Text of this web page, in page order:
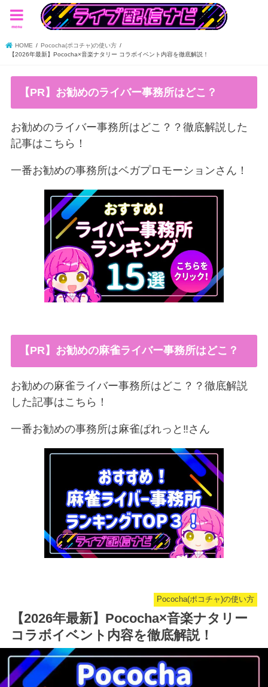
menu
HOME
Pococha(ポコチャ)の使い方
【2026年最新】Pococha×音楽ナタリー コラボイベント内容を徹底解説！
【PR】お勧めのライバー事務所はどこ？
お勧めのライバー事務所はどこ？？徹底解説した
記事はこちら！
一番お勧めの事務所はベガプロモーションさん！
【PR】お勧めの麻雀ライバー事務所はどこ？
お勧めの麻雀ライバー事務所はどこ？？徹底解説
した記事はこちら！
一番お勧めの事務所は麻雀ぱれっと‼︎さん
Pococha(ポコチャ)の使い方
【2026年最新】Pococha×音楽ナタリー
コラボイベント内容を徹底解説！